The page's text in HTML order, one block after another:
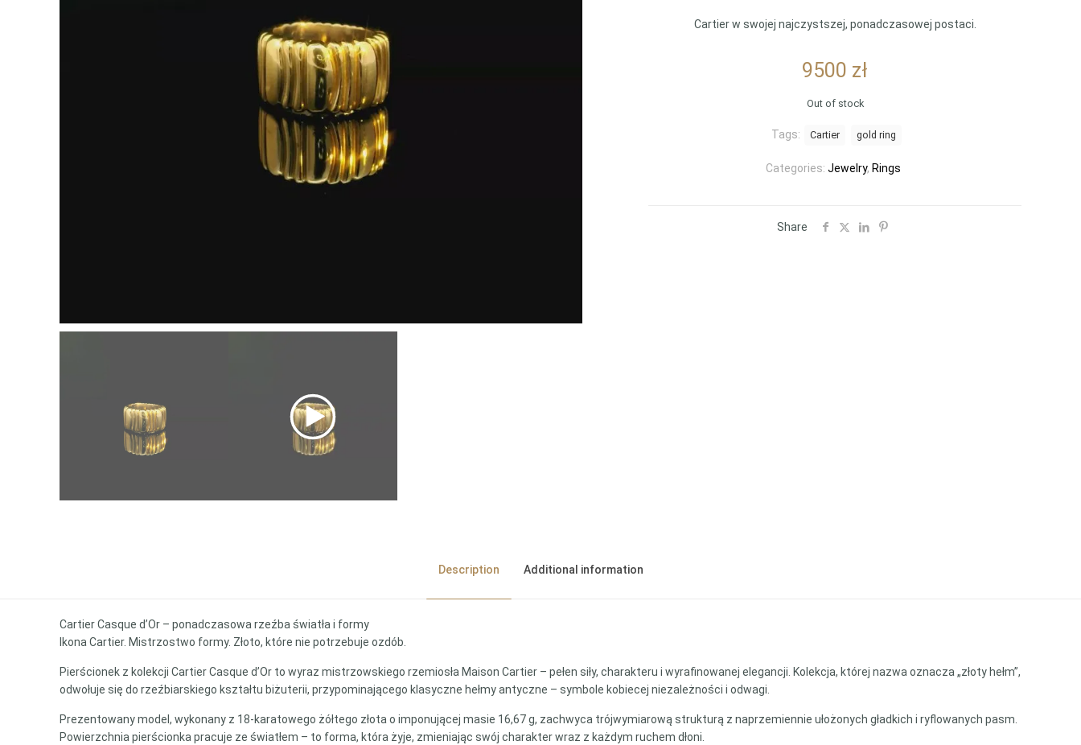
Cartier w swojej najczystszej, ponadczasowej postaci.
9500 zł
Out of stock
Categories: Jewelry, Rings
Tags: Cartier gold ring
Share
Description Additional information
Cartier Casque d’Or – ponadczasowa rzeźba światła i formy
Ikona Cartier. Mistrzostwo formy. Złoto, które nie potrzebuje ozdób.
Pierścionek z kolekcji Cartier Casque d’Or to wyraz mistrzowskiego rzemiosła Maison Cartier – pełen siły, charakteru i wyrafinowanej elegancji. Kolekcja, której nazwa oznacza „złoty hełm”,
odwołuje się do rzeźbiarskiego kształtu biżuterii, przypominającego klasyczne hełmy antyczne – symbole kobiecej niezależności i odwagi.
Prezentowany model, wykonany z 18-karatowego żółtego złota o imponującej masie 16,67 g, zachwyca trójwymiarową strukturą z naprzemiennie ułożonych gładkich i ryflowanych pasm.
Powierzchnia pierścionka pracuje ze światłem – to forma, która żyje, zmieniając swój charakter wraz z każdym ruchem dłoni.